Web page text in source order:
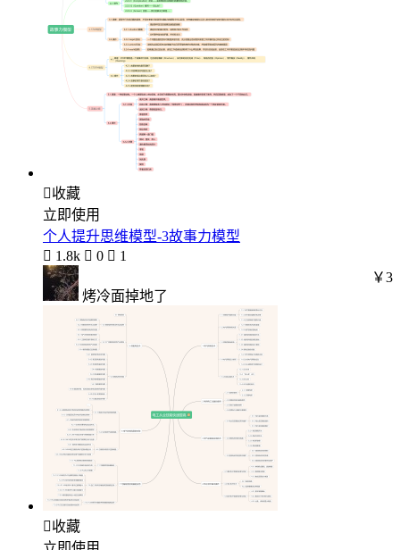
收藏
立即使用
个人提升思维模型-3故事力模型
 1.8k  0  1
烤冷面掉地了
￥3
收藏